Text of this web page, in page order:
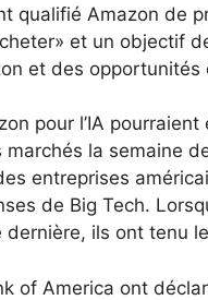
qualifié Amazon de
et un objectif
et des
pour l’IA
la semaine
entreprises
de Big Tech.
ils ont tenu
of America ont